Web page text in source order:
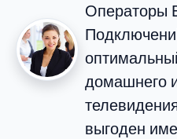
Операторы
домашнего
выгоден